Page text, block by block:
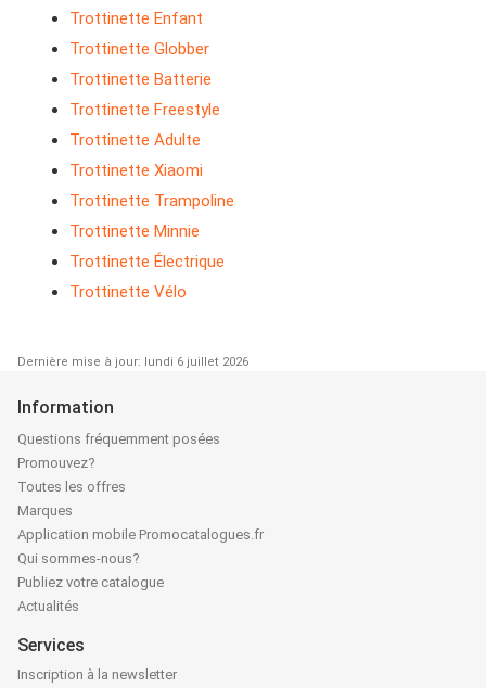
Trottinette Enfant
Trottinette Globber
Trottinette Batterie
Trottinette Freestyle
Trottinette Adulte
Trottinette Xiaomi
Trottinette Trampoline
Trottinette Minnie
Trottinette Électrique
Trottinette Vélo
Dernière mise à jour: lundi 6 juillet 2026
Information
Questions fréquemment posées
Promouvez?
Toutes les offres
Marques
Application mobile Promocatalogues.fr
Qui sommes-nous?
Publiez votre catalogue
Actualités
Services
Inscription à la newsletter